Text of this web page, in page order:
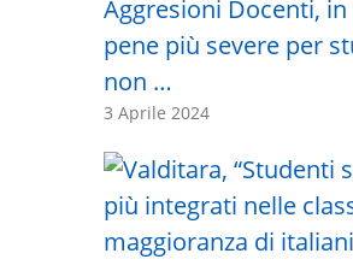
Aggresioni Docenti,
pene più severe per
non …
3 Aprile 2024